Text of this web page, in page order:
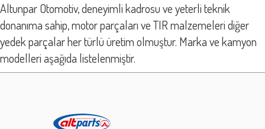
Altunpar Otomotiv, deneyimli kadrosu ve yeterli teknik
donanıma sahip, motor parçaları ve TIR malzemeleri diğer
yedek parçalar her türlü üretim olmuştur. Marka ve kamyon
modelleri aşağıda listelenmiştir.